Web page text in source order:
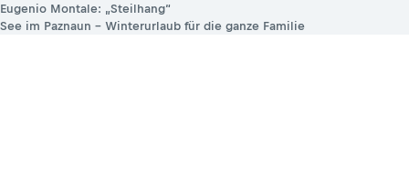
Eugenio Montale: „Steilhang“
See im Paznaun – Winterurlaub für die ganze Familie